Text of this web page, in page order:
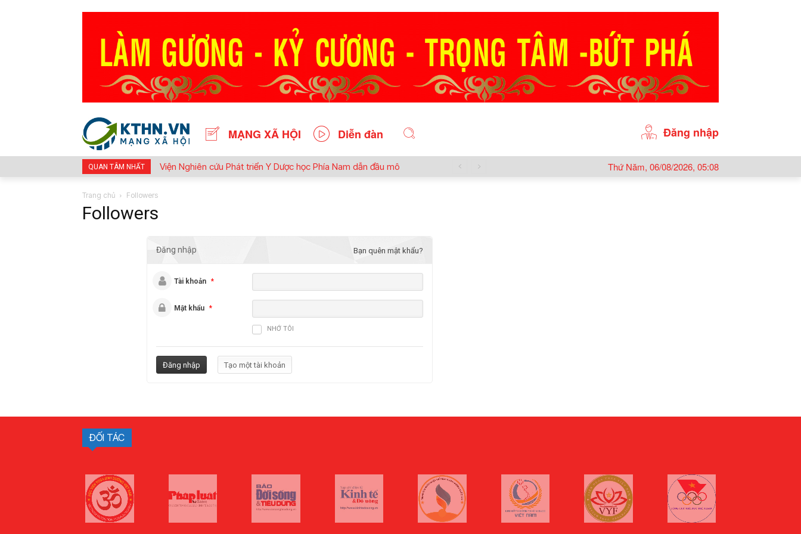
MẠNG XÃ HỘI Diễn đàn Đăng nhập
QUAN TÂM NHẤT
Viện Nghiên cứu Phát triển Y Dược học Phía Nam dẫn đầu mô
Thứ Năm, 06/08/2026, 05:08
Trang chủ Followers
Followers
Đăng nhập Bạn quên mật khẩu?
Tài khoản *
Mật khẩu *
NHỚ TÔI
ĐỐI TÁC